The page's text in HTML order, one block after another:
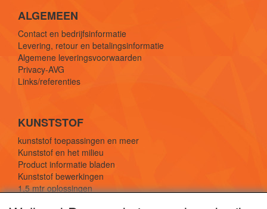
ALGEMEEN
Contact en bedrijfsinformatie
Levering, retour en betalingsinformatie
Algemene leveringsvoorwaarden
Privacy-AVG
Links/referenties
KUNSTSTOF
kunststof toepassingen en meer
Kunststof en het milieu
Product informatie bladen
Kunststof bewerkingen
1,5 mtr oplossingen